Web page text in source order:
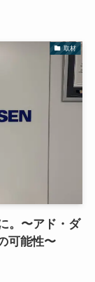
取材
。〜アド・ダ
可能性〜